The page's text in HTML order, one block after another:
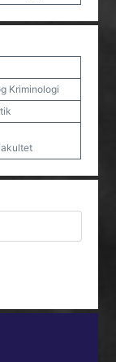
Kriminologi